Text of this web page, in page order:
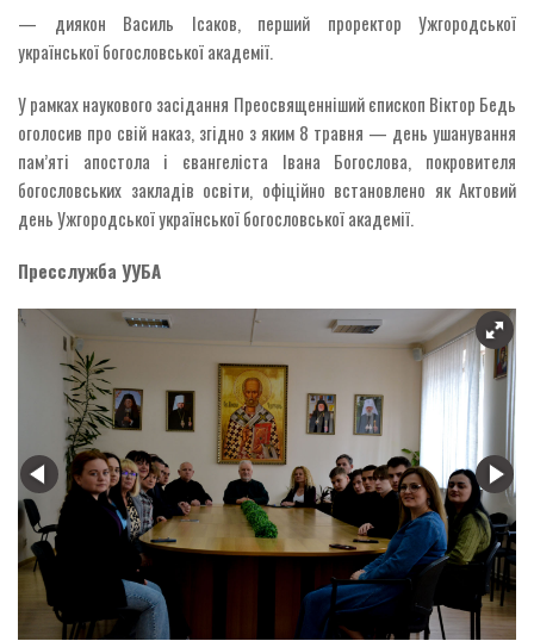
— диякон Василь Ісаков, перший проректор Ужгородської
української богословської академії.
У рамках наукового засідання Преосвященніший єпископ Віктор Бедь
оголосив про свій наказ, згідно з яким 8 травня — день ушанування
пам’яті апостола і євангеліста Івана Богослова, покровителя
богословських закладів освіти, офіційно встановлено як Актовий
день Ужгородської української богословської академії.
Пресслужба УУБА